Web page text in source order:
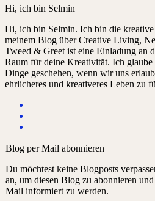
Hi, ich bin Selmin
Hi, ich bin Selmin. Ich bin die
meinem Blog über Creative Living,
Tweed & Greet ist eine Einladung an
Raum für deine Kreativität. Ich glaube
Dinge geschehen, wenn wir uns
ehrlicheres und kreativeres Leben zu
Blog per Mail abonnieren
Du möchtest keine Blogposts
an, um diesen Blog zu abonnieren
Mail informiert zu werden.